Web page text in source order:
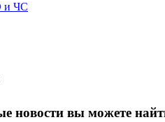
и ЧС
новости вы можете